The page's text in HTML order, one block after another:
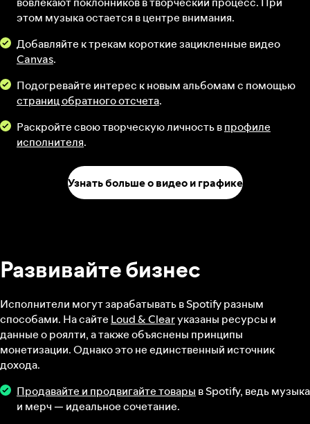
этом музыка остается в центре внимания.
Добавляйте к трекам короткие зацикленные видео
Canvas.
Подогревайте интерес к новым альбомам с помощью
страниц обратного отсчета.
Раскройте свою творческую личность впрофиле
исполнителя.
Узнать больше о видео и графике
Развивайте бизнес
Исполнители могут зарабатывать в Spotify разным
способами. На сайте Loud & Clearуказаны ресурсы и
данные о роялти, а также объяснены принципы
монетизации. Однако это не единственный источник
дохода.
Продавайте и продвигайте товары в Spotify, ведь музыка
и мерч — идеальное сочетание.